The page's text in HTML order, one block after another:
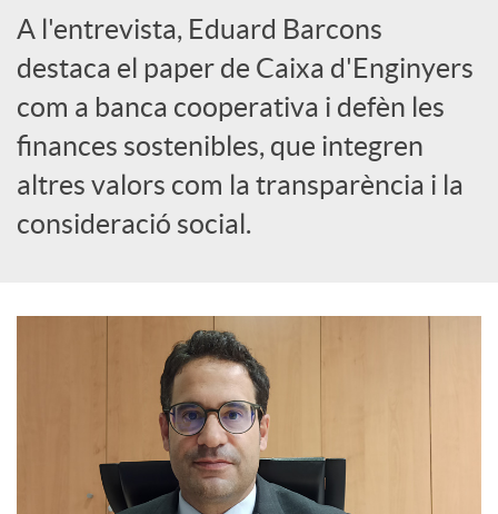
o
c
i
a
l
A l'entrevista, Eduard Barcons
destaca el paper de Caixa d'Enginyers
com a banca cooperativa i defèn les
finances sostenibles, que integren
altres valors com la transparència i la
consideració social.